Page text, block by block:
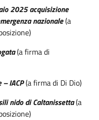
2025 acquisizione
nazionale(a
(a firma di
IACP(a firma di Di Dio)
nido di Caltanissetta(a